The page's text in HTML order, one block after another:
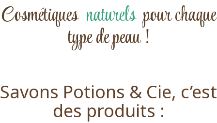
Cosmétiques naturels pour chaque
type de peau !
Savons Potions & Cie, c’est
des produits :